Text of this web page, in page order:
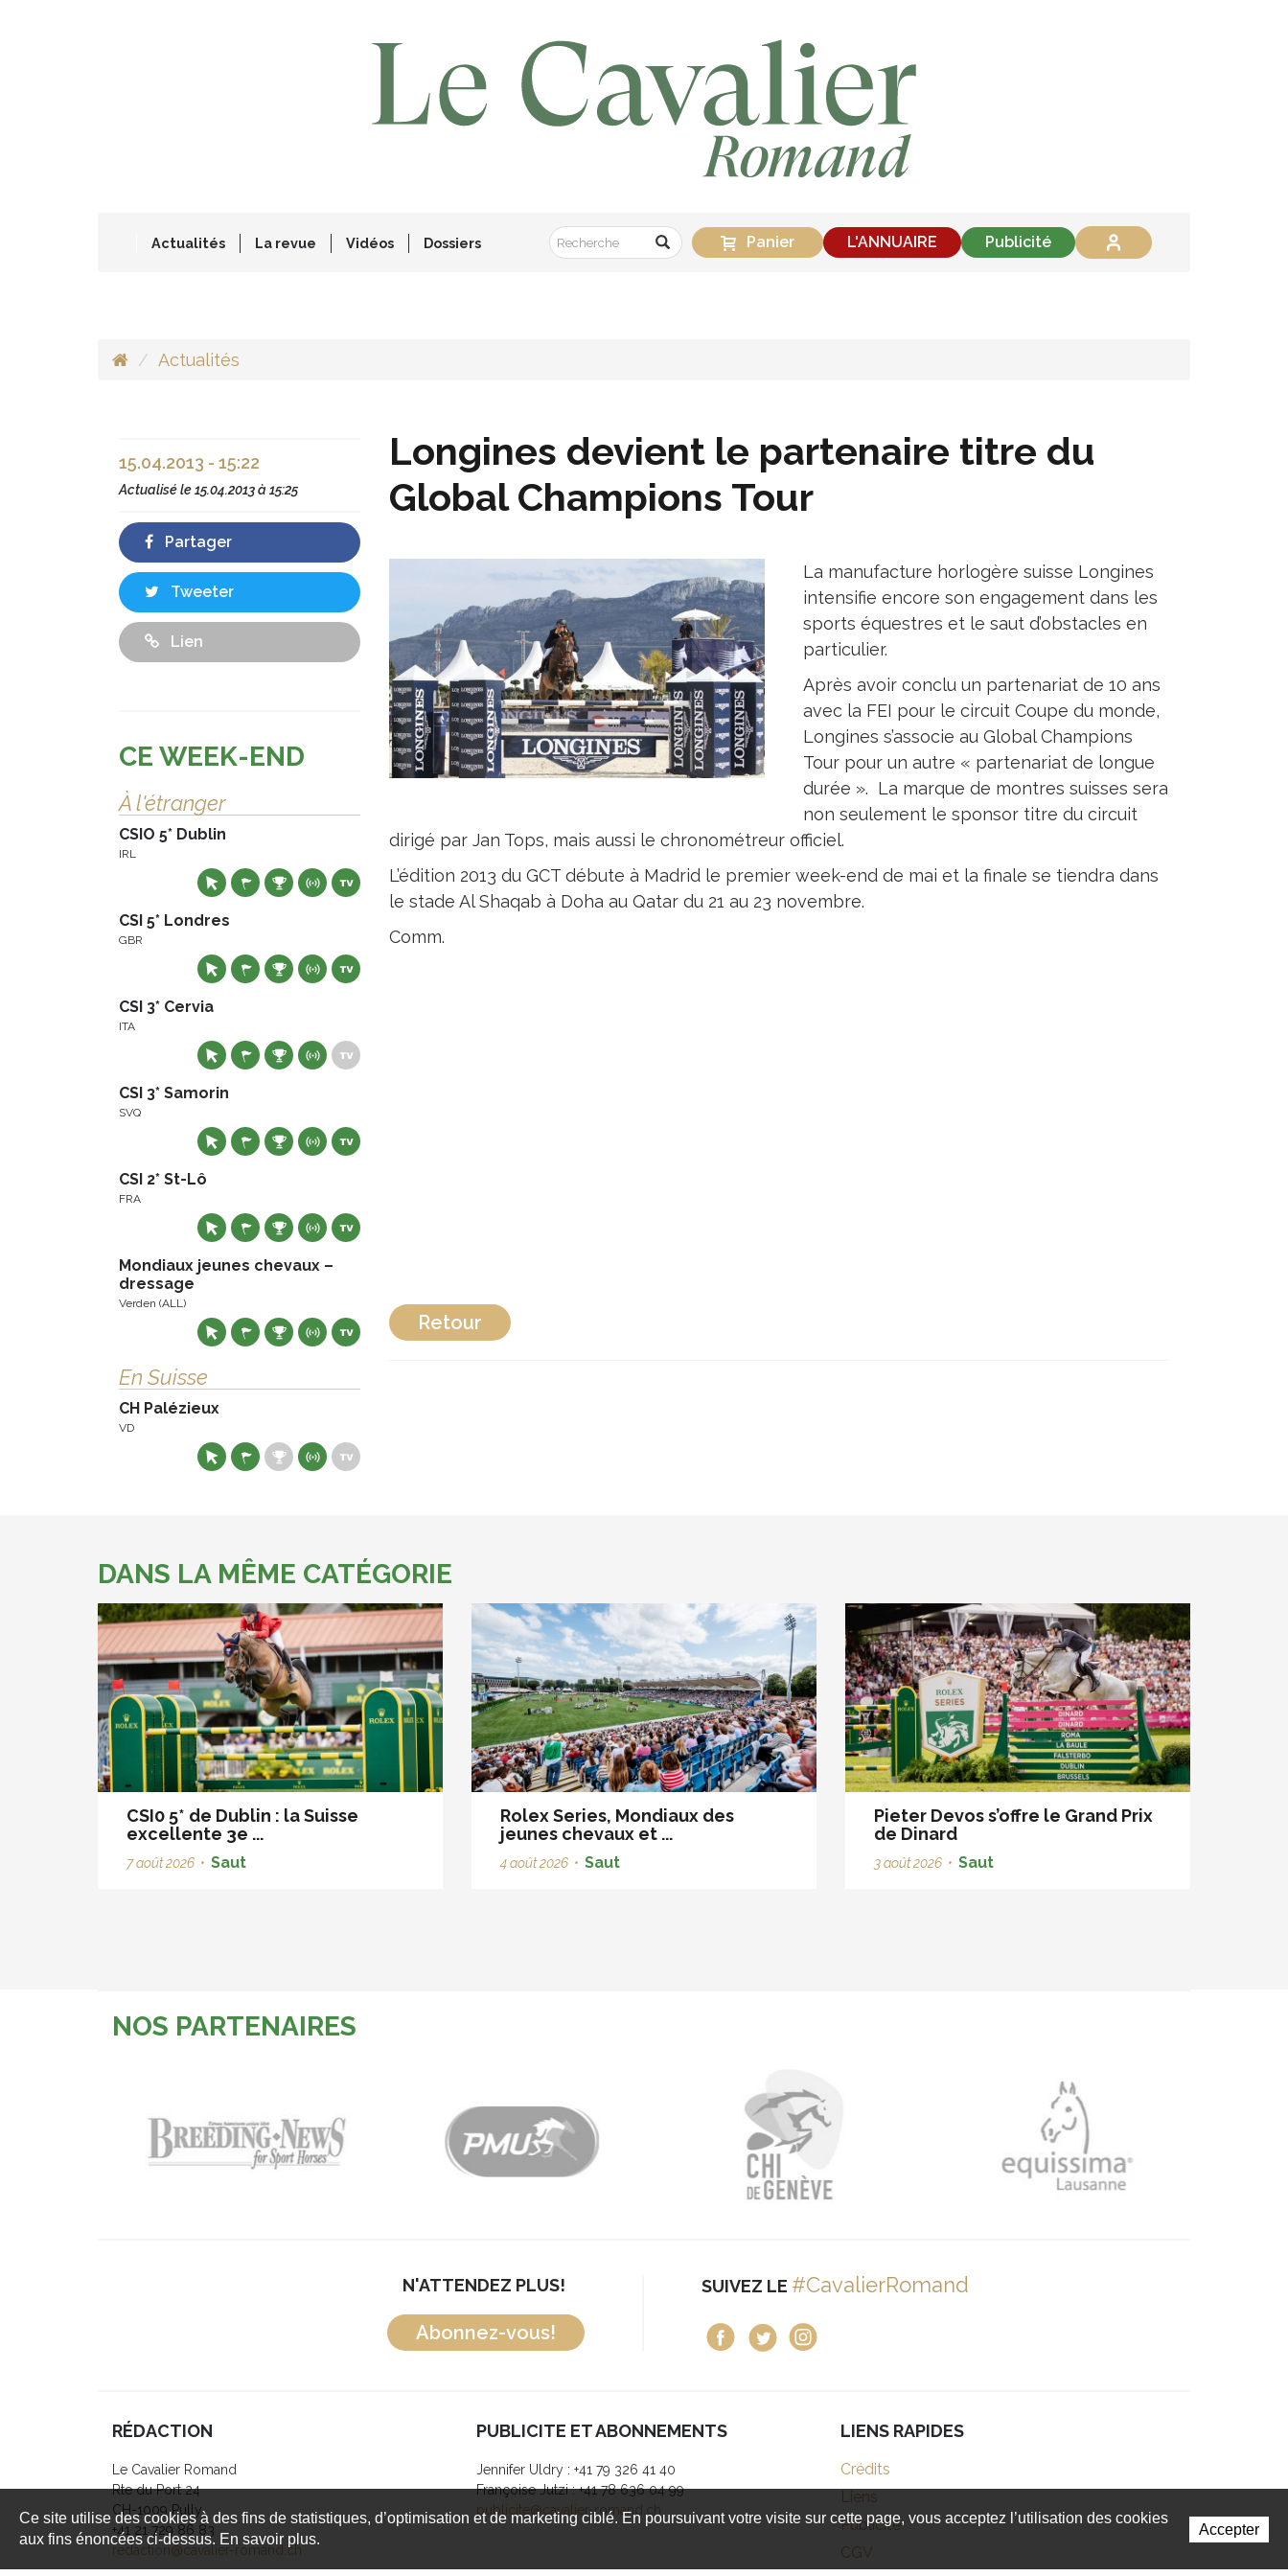
Actualités La revue Vidéos Dossiers Panier L'ANNUAIRE Publicité
Actualités
Longines devient le partenaire titre du
Global Champions Tour
La manufacture horlogère suisse Longines
intensifie encore son engagement dans les
sports équestres et le saut d’obstacles en
particulier.
Après avoir conclu un partenariat de 10 ans
avec la FEI pour le circuit Coupe du monde,
Longines s’associe au Global Champions
Tour pour un autre « partenariat de longue
durée ». La marque de montres suisses sera
non seulement le sponsor titre du circuit
dirigé par Jan Tops, mais aussi le chronométreur officiel.
L’édition 2013 du GCT débute à Madrid le premier week-end de mai et la finale se tiendra dans
le stade Al Shaqab à Doha au Qatar du 21 au 23 novembre.
Comm.
Retour
15.04.2013 - 15:22
Actualisé le15.04.2013 à 15:25
Partager
Tweeter
Lien
CE WEEK-END
À l'étranger
CSIO 5* Dublin
IRL
CSI 5* Londres
GBR
CSI 3* Cervia
ITA
CSI 3* Samorin
SVQ
CSI 2* St-Lô
FRA
Mondiaux jeunes chevaux –
dressage
Verden (ALL)
En Suisse
CH Palézieux
VD
DANS LA MÊME CATÉGORIE
CSI0 5* de Dublin : la Suisse
excellente 3e ...
7 août 2026 • Saut
Rolex Series, Mondiaux des
jeunes chevaux et ...
4 août 2026 • Saut
Pieter Devos s’offre le Grand Prix
de Dinard
3 août 2026 • Saut
NOS PARTENAIRES
N'ATTENDEZ PLUS!
Abonnez-vous!
SUIVEZ LE #CavalierRomand
RÉDACTION
Le Cavalier Romand
Rte du Port 24
CH-1009 Pully
+41 21 729 86 83
redaction@cavalier-romand.ch
PUBLICITE ET ABONNEMENTS
Jennifer Uldry : +41 79 326 41 40
Françoise Jutzi : +41 78 636 04 99
publicite@cavalier-romand.ch
LIENS RAPIDES
Crédits
Liens
Publicité
CGV
Ce site utilise des cookies à des fins de statistiques, d’optimisation et de marketing ciblé. En poursuivant votre visite sur cette page, vous acceptez l’utilisation des cookies
aux fins énoncées ci-dessus. En savoir plus.
Accepter